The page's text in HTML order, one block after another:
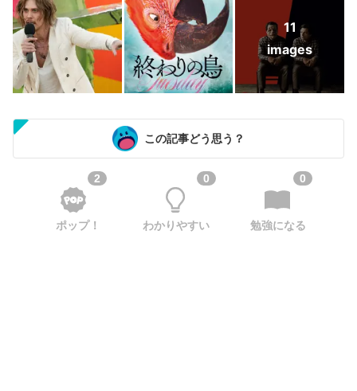
11
images
この記事どう思う？
2
ポップ！
0
わかりやすい
0
勉強になる